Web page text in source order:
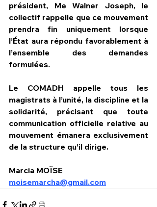
président, Me Walner Joseph, le
collectif rappelle que ce mouvement
prendra fin uniquement lorsque
l’État aura répondu favorablement à
l’ensemble des demandes
formulées.
Le COMADH appelle tous les
magistrats à l’unité, la discipline et la
solidarité, précisant que toute
communication officielle relative au
mouvement émanera exclusivement
de la structure qu’il dirige.
Marcia MOÏSE
moisemarcha@gmail.com